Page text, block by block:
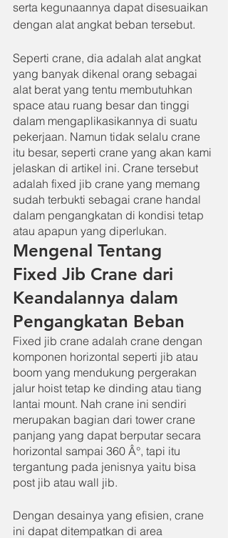
serta kegunaannya dapat disesuaikan
dengan alat angkat beban tersebut.
Seperti crane, dia adalah alat angkat
yang banyak dikenal orang sebagai
alat berat yang tentu membutuhkan
space atau ruang besar dan tinggi
dalam mengaplikasikannya di suatu
pekerjaan. Namun tidak selalu crane
itu besar, seperti crane yang akan kami
jelaskan di artikel ini. Crane tersebut
adalah fixed jib crane yang memang
sudah terbukti sebagai crane handal
dalam pengangkatan di kondisi tetap
atau apapun yang diperlukan.
Mengenal Tentang
Fixed Jib Crane dari
Keandalannya dalam
Pengangkatan Beban
Fixed jib crane adalah crane dengan
komponen horizontal seperti jib atau
boom yang mendukung pergerakan
jalur hoist tetap ke dinding atau tiang
lantai mount. Nah crane ini sendiri
merupakan bagian dari tower crane
panjang yang dapat berputar secara
horizontal sampai 360 Â°, tapi itu
tergantung pada jenisnya yaitu bisa
post jib atau wall jib.
Dengan desainya yang efisien, crane
ini dapat ditempatkan di area